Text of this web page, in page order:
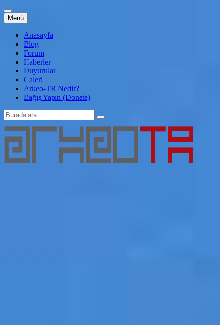
Menü İçeriğe
atla
Anasayfa
Blog
Forum
Haberler
Duyurular
Galeri
Arkeo-TR Nedir?
Bağış Yapın (Donate)
Arama: